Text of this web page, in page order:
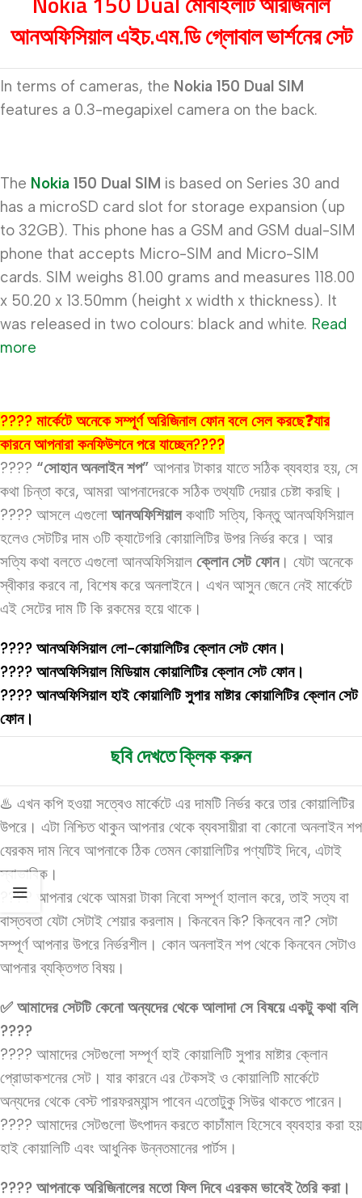
আনঅফিসিয়াল এইচ.এম.ডি গ্লোবাল ভার্শনের সেট
In terms of cameras, the Nokia 150 Dual SIM
features a 0.3-megapixel camera on the back.
The Nokia 150 Dual SIM is based on Series 30 and
has a microSD card slot for storage expansion (up
to 32GB). This phone has a GSM and GSM dual-SIM
phone that accepts Micro-SIM and Micro-SIM
cards. SIM weighs 81.00 grams and measures 118.00
x 50.20 x 13.50mm (height x width x thickness). It
was released in two colours: black and white. Read
more
???? মার্কেটে অনেকে সম্পূর্ণ অরিজিনাল ফোন বলে সেল করছে❓যার
কারনে আপনারা কনফিউশনে পরে যাচ্ছেন????
???? “সোহান অনলাইন শপ” আপনার টাকার যাতে সঠিক ব্যবহার হয়, সে
কথা চিন্তা করে, আমরা আপনাদেরকে সঠিক তথ্যটি দেয়ার চেষ্টা করছি।
???? আসলে এগুলো আনঅফিশিয়ালকথাটি সত্যি, কিন্তু আনঅফিসিয়াল
হলেও সেটটির দাম ৩টি ক্যাটেগরি কোয়ালিটির উপর নির্ভর করে। আর
সত্যি কথা বলতে এগুলো আনঅফিসিয়াল ক্লোন সেট ফোন। যেটা অনেকে
স্বীকার করবে না, বিশেষ করে অনলাইনে। এখন আসুন জেনে নেই মার্কেটে
এই সেটের দাম টি কি রকমের হয়ে থাকে।
????️ আনঅফিসিয়াল লো-কোয়ালিটির ক্লোন সেট ফোন।
????️ আনঅফিসিয়াল মিডিয়াম কোয়ালিটির ক্লোন সেট ফোন।
????️ আনঅফিসিয়াল হাই কোয়ালিটি সুপার মাষ্টার কোয়ালিটির ক্লোন সেট
ফোন।
ছবি দেখতে ক্লিক করুন
♨️ এখন কপি হওয়া সত্বেও মার্কেটে এর দামটি নির্ভর করে তার কোয়ালিটির
উপরে। এটা নিশ্চিত থাকুন আপনার থেকে ব্যবসায়ীরা বা কোনো অনলাইন শপ
যেরকম দাম নিবে আপনাকে ঠিক তেমন কোয়ালিটির পণ্যটিই দিবে, এটাই
স্বাভাবিক।
???? আপনার থেকে আমরা টাকা নিবো সম্পূর্ণ হালাল করে, তাই সত্য বা
বাস্তবতা যেটা সেটাই শেয়ার করলাম। কিনবেন কি? কিনবেন না? সেটা
সম্পূর্ণ আপনার উপরে নির্ভরশীল। কোন অনলাইন শপ থেকে কিনবেন সেটাও
আপনার ব্যক্তিগত বিষয়।
✅ আমাদের সেটটি কেনো অন্যদের থেকে আলাদা সে বিষয়ে একটু কথা বলি
????️
???? আমাদের সেটগুলো সম্পূর্ণ হাই কোয়ালিটি সুপার মাষ্টার ক্লোন
প্রোডাকশনের সেট। যার কারনে এর টেকসই ও কোয়ালিটি মার্কেটে
অন্যদের থেকে বেস্ট পারফরম্যান্স পাবেন এতোটুকু সিউর থাকতে পারেন।
???? আমাদের সেটগুলো উৎপাদন করতে কাচাঁমাল হিসেবে ব্যবহার করা হয়
হাই কোয়ালিটি এবং আধুনিক উন্নতমানের পার্টস।
???? আপনাকে অরিজিনালের মতো ফিল দিবে এরকম ভাবেই তৈরি করা।